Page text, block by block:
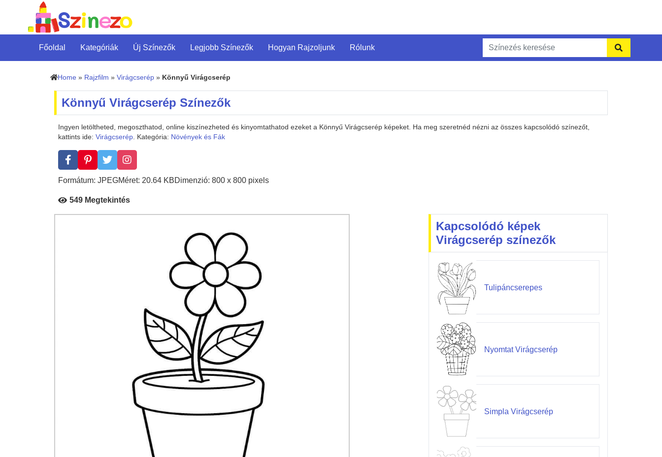
Főoldal Kategóriák Új Színezők Legjobb Színezők Hogyan Rajzoljunk Rólunk
Home » Rajzfilm » Virágcserép » Könnyű Virágcserép
Könnyű Virágcserép Színezők
Ingyen letöltheted, megoszthatod, online kiszínezheted és kinyomtathatod ezeket a Könnyű Virágcserép képeket. Ha meg szeretnéd nézni az összes kapcsolódó színezőt,
kattints ide: Virágcserép. Kategória: Növények és Fák
Formátum: JPEGMéret: 20.64 KBDimenzió: 800 x 800 pixels
549 Megtekintés
Kapcsolódó képek
Virágcserép színezők
Tulipáncserepes
Nyomtat Virágcserép
Simpla Virágcserép